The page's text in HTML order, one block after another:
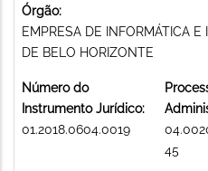
Órgão:
EMPRESA DE INFORMÁTICA
DE BELO HORIZONTE
Número do
Instrumento Jurídico:
01.2018.0604.0019
45